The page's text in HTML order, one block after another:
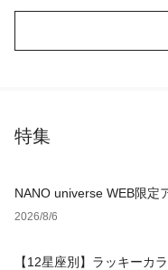
特集
NANO universe WEB限定
2026/8/6
【12星座別】ラッキーカ